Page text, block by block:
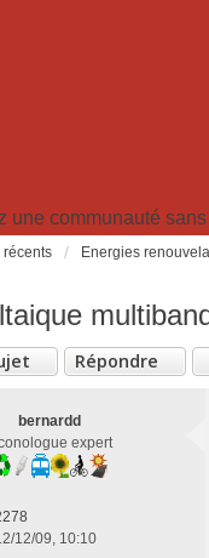
une communauté
récents Energies
Répondre
bernardd
expert
12/09, 10:10